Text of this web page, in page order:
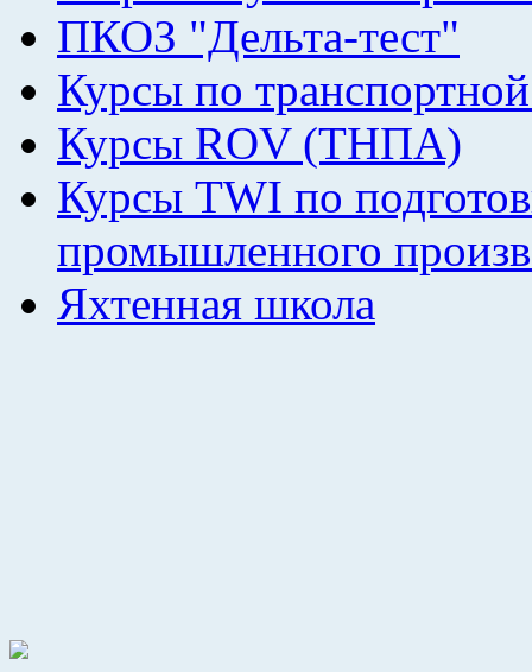
ПКОЗ "Дельта-тест"
Курсы по
Курсы ROV (ТНПА)
Курсы TWI по
промышленного
Яхтенная школа